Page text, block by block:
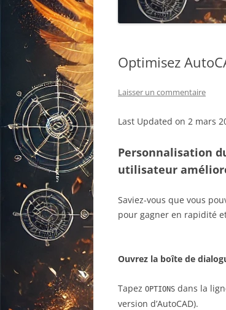
Optimisez
Laisser un commentaire
Last Updated on 2 mars
Personnalisation
utilisateur
Saviez-vous que vous
pour gagner en rapidité
Ouvrez la boîte de
Tapez OPTIONS dans la
version d’AutoCAD).